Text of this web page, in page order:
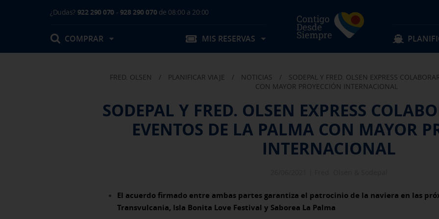
¿Dudas? 922 290 070 - 928 290 070de 08:00 a 20:00
COMPRAR
Comprar tu viaje Horarios
Sigue navegando
Rutas
Tarifas
Ofertas y actividades
Reservas Grupos
MIS RESERVAS
T.Embarque / Resumen de Compra
Localizar mi reserva
Prepara tu viaje Experiencia a bordo Descubre Fred. Olsen
Contacto Preguntas frecuentes
Sigue navegando
Objetos perdidos
Sugerencias y quejas
Información al pasajero
Condiciones de transporte
FRED. OLSEN / PLANIFICAR VIAJE / NOTICIAS /
SODEPAL Y FRED. OLSEN EXPRESS
CON MAYOR PROYECCIÓN INTERNACIONAL
SODEPAL Y FRED. OLSEN EXPRESS
EVENTOS DE LA PALMA CON MAYOR
INTERNACIONAL
El acuerdo firmado entre ambas partes garantiza el patrocinio de la naviera en las
Transvulcania, Isla Bonita Love Festival y Saborea La Palma